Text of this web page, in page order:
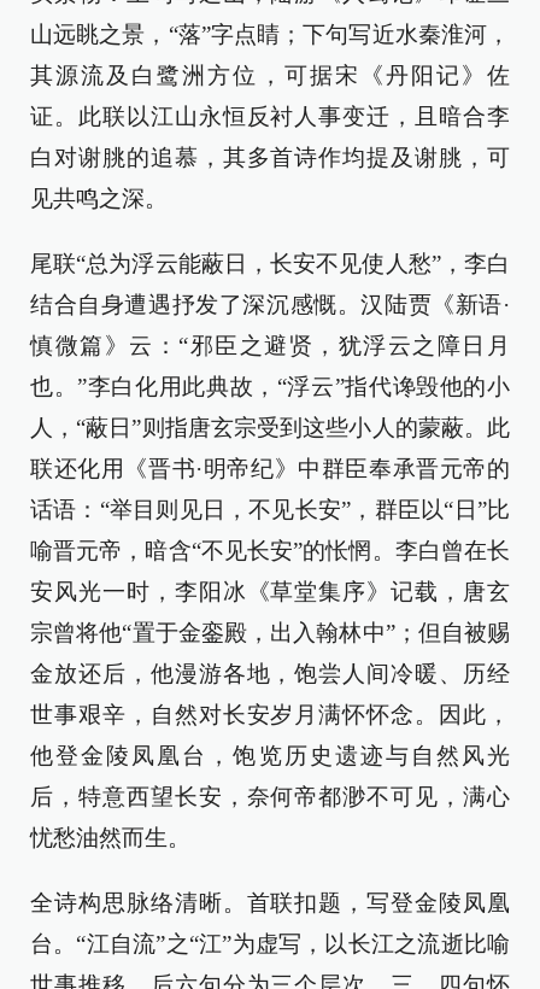
山远眺之景，“落”字点睛；下句写近水秦淮河，
其源流及白鹭洲方位，可据宋《丹阳记》佐
证。此联以江山永恒反衬人事变迁，且暗合李
白对谢朓的追慕，其多首诗作均提及谢朓，可
见共鸣之深。
尾联“总为浮云能蔽日，长安不见使人愁”，李白
结合自身遭遇抒发了深沉感慨。汉陆贾《新语·
慎微篇》云：“邪臣之避贤，犹浮云之障日月
也。”李白化用此典故，“浮云”指代谗毁他的小
人，“蔽日”则指唐玄宗受到这些小人的蒙蔽。此
联还化用《晋书·明帝纪》中群臣奉承晋元帝的
话语：“举目则见日，不见长安”，群臣以“日”比
喻晋元帝，暗含“不见长安”的怅惘。李白曾在长
安风光一时，李阳冰《草堂集序》记载，唐玄
宗曾将他“置于金銮殿，出入翰林中”；但自被赐
金放还后，他漫游各地，饱尝人间冷暖、历经
世事艰辛，自然对长安岁月满怀怀念。因此，
他登金陵凤凰台，饱览历史遗迹与自然风光
后，特意西望长安，奈何帝都渺不可见，满心
忧愁油然而生。
全诗构思脉络清晰。首联扣题，写登金陵凤凰
台。“江自流”之“江”为虚写，以长江之流逝比喻